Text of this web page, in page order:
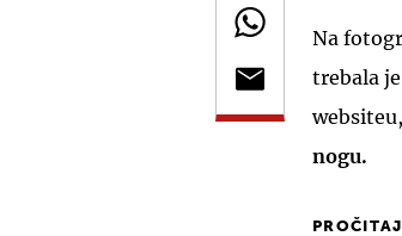
Na
trebala
nogu.